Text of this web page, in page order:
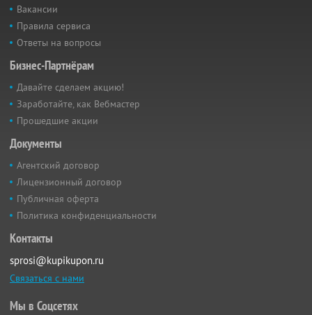
Вакансии
Правила сервиса
Ответы на вопросы
Бизнес-Партнёрам
Давайте сделаем акцию!
Заработайте, как Вебмастер
Прошедшие акции
Документы
Агентский договор
Лицензионный договор
Публичная оферта
Политика конфиденциальности
Контакты
sprosi@kupikupon.ru
Связаться с нами
Мы в Соцсетях